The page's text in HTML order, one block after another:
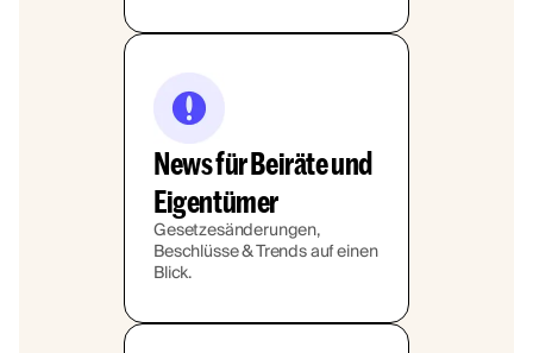
News für Beiräte und
Eigentümer
Gesetzesänderungen,
Beschlüsse & Trends auf einen
Blick.